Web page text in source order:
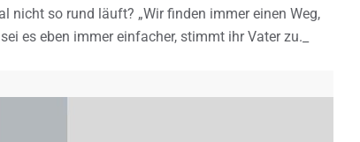
nicht so rund läuft? „Wir finden immer einen Weg,
es eben immer einfacher, stimmt ihr Vater zu._